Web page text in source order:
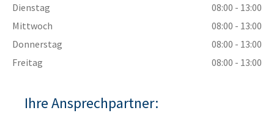
Dienstag
08:00 - 13:00
Mittwoch
08:00 - 13:00
Donnerstag
08:00 - 13:00
Freitag
08:00 - 13:00
Ihre Ansprechpartner: